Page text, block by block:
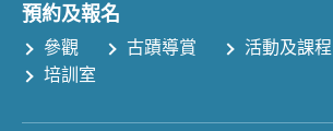
預約及報名
參觀 古蹟導賞 活動及課程
培訓室